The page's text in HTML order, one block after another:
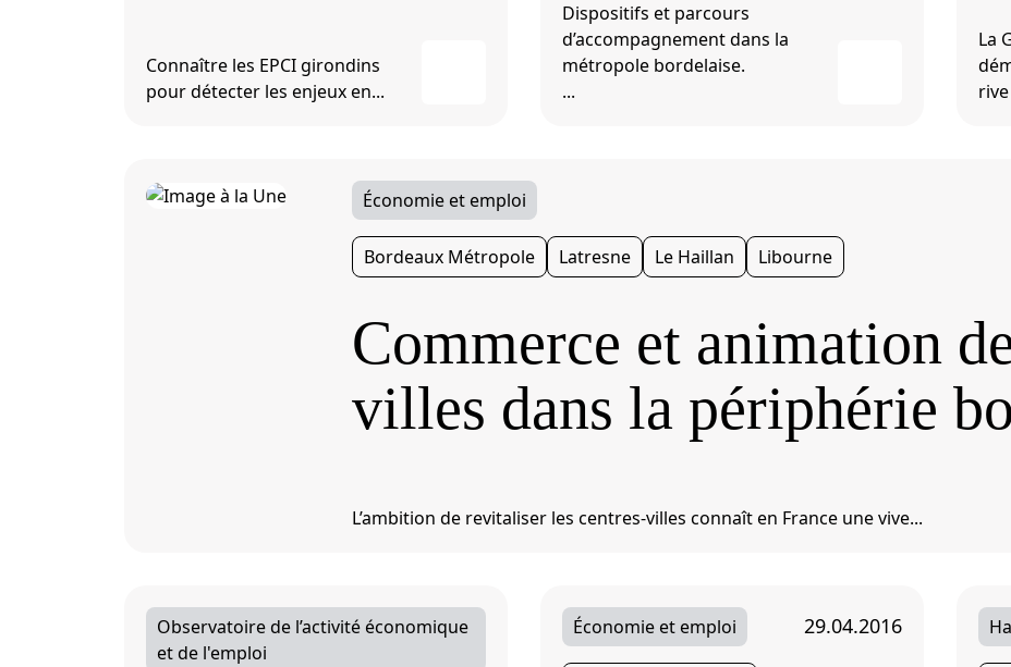
Connaître les EPCI girondins
pour détecter les enjeux en...
Dispositifs et parcours
d’accompagnement dans la
métropole bordelaise.
...
La
Économie et emploi
Bordeaux Métropole Latresne Le Haillan Libourne
Commerce et animation
villes dans la périphérie
L’ambition de revitaliser les centres-villes connaît en France une vive...
Observatoire de l’activité économique
et de l'emploi
Économie et emploi 29.04.2016